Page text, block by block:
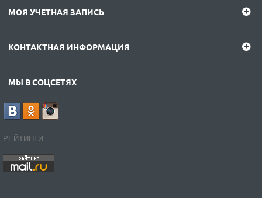
МОЯ УЧЕТНАЯ ЗАПИСЬ
КОНТАКТНАЯ ИНФОРМАЦИЯ
МЫ В СОЦСЕТЯХ
РЕЙТИНГИ